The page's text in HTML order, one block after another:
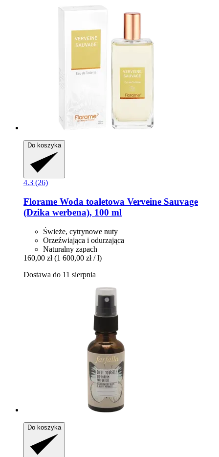
Do koszyka
4.3 (26)
Florame Woda toaletowa Verveine Sauvage
(Dzika werbena), 100 ml
Świeże, cytrynowe nuty
Orzeźwiająca i odurzająca
Naturalny zapach
160,00 zł (1 600,00 zł / l)
Dostawa do 11 sierpnia
Do koszyka